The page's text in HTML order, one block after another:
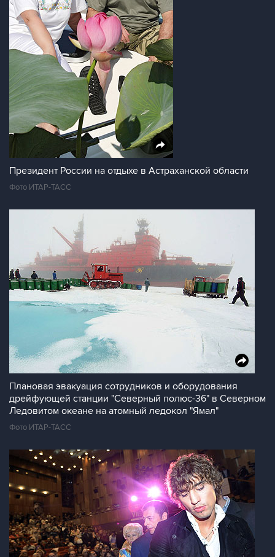
Президент России на отдыхе в Астраханской области
Фото ИТАР-ТАСС
Плановая эвакуация сотрудников и оборудования
дрейфующей станции "Северный полюс-36" в Северном
Ледовитом океане на атомный ледокол "Ямал"
Фото ИТАР-ТАСС